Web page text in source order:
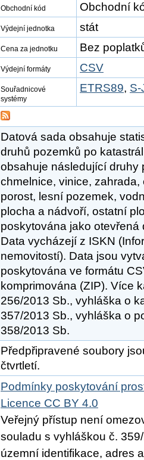
Obchodní kód Obchodní
Výdejní jednotka stát
Cena za jednotku Bez
Výdejní formáty CSV
Souřadnicové
systémy
ETRS89, S-
Datová sada obsahuje
druhů pozemků po
obsahuje následující druhy
chmelnice, vinice,
porost, lesní pozemek,
plocha a nádvoří, ostatní
poskytována jako otevřená
Data vycházejí z ISKN
nemovitostí). Data jsou
poskytována ve formátu
komprimována (ZIP). Více
256/2013 Sb., vyhláška o
357/2013 Sb., vyhláška o
358/2013 Sb.
Předpřipravené soubory
čtvrtletí.
Podmínky poskytování
Licence CC BY 4.0
Veřejný přístup není
souladu s vyhláškou č.
územní identifikace, adres